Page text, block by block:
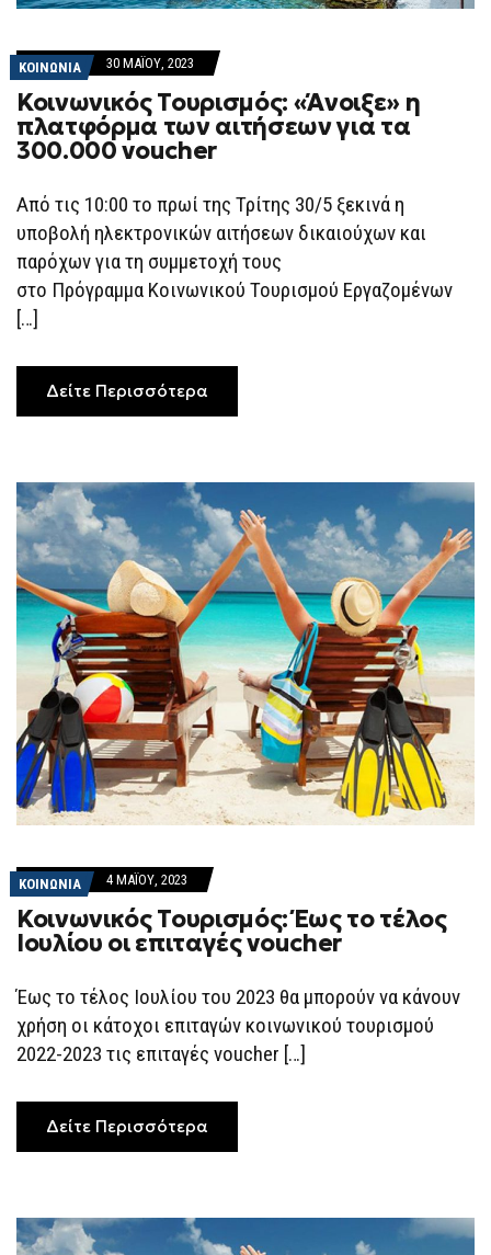
ΚΟΙΝΩΝΙΑ 30 ΜΑΪ́ΟΥ, 2023
Κοινωνικός Τουρισμός: «Άνοιξε» η
πλατφόρμα των αιτήσεων για τα
300.000 voucher
Από τις 10:00 το πρωί της Τρίτης 30/5 ξεκινά η
υποβολή ηλεκτρονικών αιτήσεων δικαιούχων και
παρόχων για τη συμμετοχή τους
στο Πρόγραμμα Κοινωνικού Τουρισμού Εργαζομένων
[…]
Δείτε Περισσότερα
ΚΟΙΝΩΝΙΑ 4 ΜΑΪ́ΟΥ, 2023
Κοινωνικός Τουρισμός: Έως το τέλος
Ιουλίου οι επιταγές voucher
Έως το τέλος Ιουλίου του 2023 θα μπορούν να κάνουν
χρήση οι κάτοχοι επιταγών κοινωνικού τουρισμού
2022-2023 τις επιταγές voucher […]
Δείτε Περισσότερα